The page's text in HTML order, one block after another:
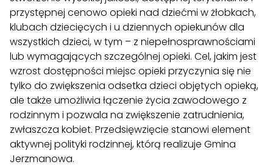
przystępnej cenowo opieki nad dziećmi w żłobkach,
klubach dziecięcych i u dziennych opiekunów dla
wszystkich dzieci, w tym – z niepełnosprawnościami
lub wymagających szczególnej opieki. Cel, jakim jest
wzrost dostępności miejsc opieki przyczynia się nie
tylko do zwiększenia odsetka dzieci objętych opieką,
ale także umożliwia łączenie życia zawodowego z
rodzinnym i pozwala na zwiększenie zatrudnienia,
zwłaszcza kobiet. Przedsięwzięcie stanowi element
aktywnej polityki rodzinnej, którą realizuje Gmina
Jerzmanowa.